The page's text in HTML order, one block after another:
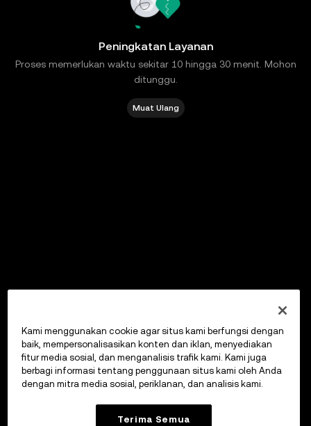
Peningkatan Layanan
Proses memerlukan waktu sekitar 10 hingga 30 menit. Mohon
ditunggu.
Muat Ulang
Kami menggunakan cookie agar situs kami berfungsi dengan
baik, mempersonalisasikan konten dan iklan, menyediakan
fitur media sosial, dan menganalisis trafik kami. Kami juga
berbagi informasi tentang penggunaan situs kami oleh Anda
dengan mitra media sosial, periklanan, dan analisis kami.
Terima Semua